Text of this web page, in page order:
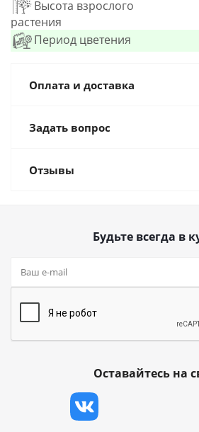
Высота взрослого
растения
Период цветения
Оплата и доставка
Задать вопрос
Отзывы
Будьте всегда в
Оставайтесь на